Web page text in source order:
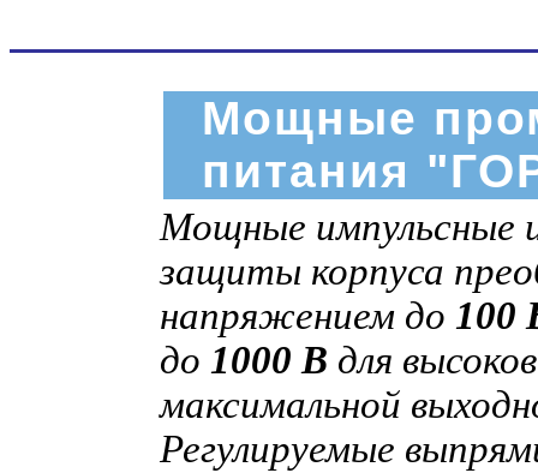
Мощные
питания
Мощные импульсные
защиты корпуса
напряжением до 100
до 1000 В для
максимальной
Регулируемые